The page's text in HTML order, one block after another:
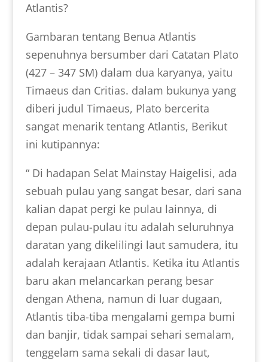
Atlantis?
Gambaran tentang Benua Atlantis
sepenuhnya bersumber dari Catatan Plato
(427 – 347 SM) dalam dua karyanya, yaitu
Timaeus dan Critias. dalam bukunya yang
diberi judul Timaeus, Plato bercerita
sangat menarik tentang Atlantis, Berikut
ini kutipannya:
“ Di hadapan Selat Mainstay Haigelisi, ada
sebuah pulau yang sangat besar, dari sana
kalian dapat pergi ke pulau lainnya, di
depan pulau-pulau itu adalah seluruhnya
daratan yang dikelilingi laut samudera, itu
adalah kerajaan Atlantis. Ketika itu Atlantis
baru akan melancarkan perang besar
dengan Athena, namun di luar dugaan,
Atlantis tiba-tiba mengalami gempa bumi
dan banjir, tidak sampai sehari semalam,
tenggelam sama sekali di dasar laut,